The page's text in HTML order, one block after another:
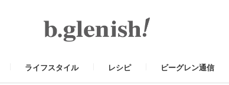
ライフスタイル レシピ ビーグレン通信